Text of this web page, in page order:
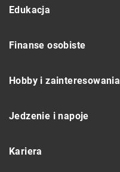
Edukacja
Finanse osobiste
Hobby i zainteresowania
Jedzenie i napoje
Kariera